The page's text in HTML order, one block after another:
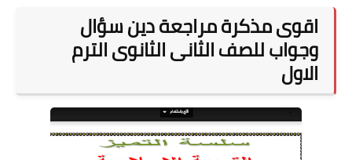
صحة
اقوى مذكرة مراجعة دين سؤال
وجواب للصف الثانى الثانوى الترم
الاول